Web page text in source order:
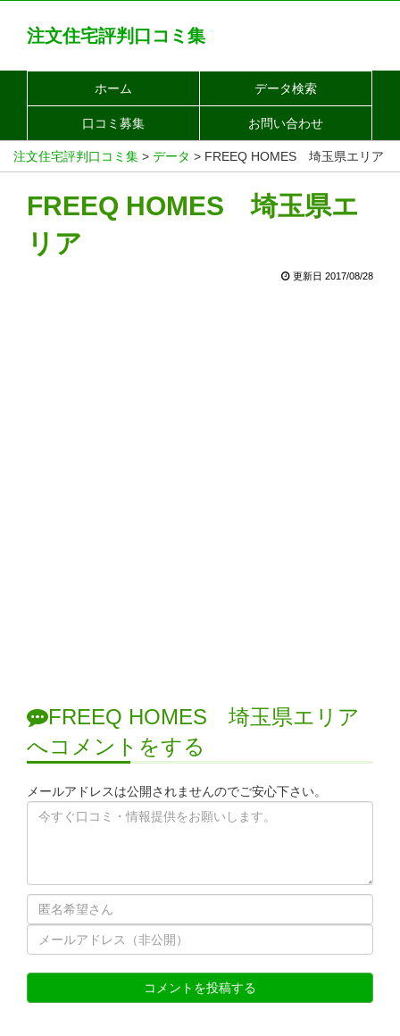
注文住宅評判口コミ集
ホーム データ検索
口コミ募集 お問い合わせ
注文住宅評判口コミ集 > データ > FREEQ HOMES 埼玉県エリア
FREEQ HOMES 埼玉県エ
リア
更新日 2017/08/28
FREEQ HOMES 埼玉県エリア
へコメントをする
メールアドレスは公開されませんのでご安心下さい。